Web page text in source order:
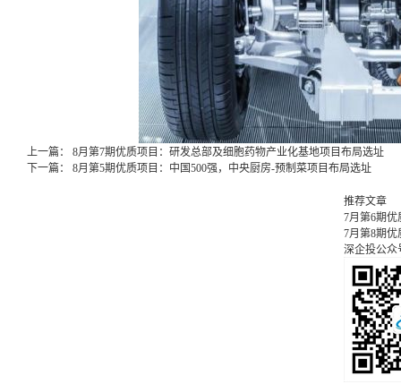
上一篇： 8月第7期优质项目：研发总部及细胞药物产业化基地项目布局选址
下一篇： 8月第5期优质项目：中国500强，中央厨房-预制菜项目布局选址
推荐文章
7月第6期
7月第8期
深企投公众